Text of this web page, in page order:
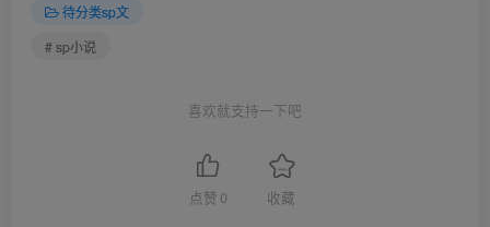
至少，回到霍格沃兹之后，他可以躲进格兰芬多的公共休息
室里，只有在吃饭和上课时才会见到Snape。Harry的希望落
待分类sp文
# sp小说
喜欢就支持一下吧
点赞 0 收藏